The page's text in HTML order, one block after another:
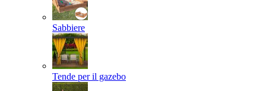
Sabbiere
Tende per il gazebo